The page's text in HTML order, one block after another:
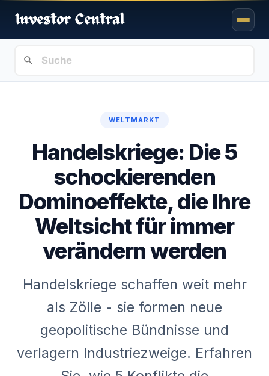
WELTMARKT
Handelskriege: Die 5
schockierenden
Dominoeffekte, die Ihre
Weltsicht für immer
verändern werden
Handelskriege schaffen weit mehr
als Zölle - sie formen neue
geopolitische Bündnisse und
verlagern Industriezweige. Erfahren